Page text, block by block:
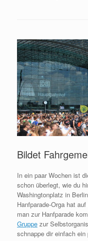
Bildet
In ein paar Wochen ist
schon überlegt, wie du
Washingtonplatz in
Hanfparade-Orga hat
man zur Hanfparade
Gruppe zur
schnappe dir einfach